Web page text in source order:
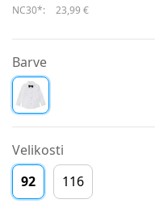
NC30*: 23,99 €
Barve
Velikosti
92 116